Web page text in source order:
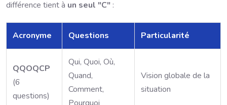
différence tient à un seul "C" :
Acronyme Questions Particularité
QQOQCP
(6
questions)
Qui, Quoi, Où,
Quand,
Comment,
Vision globale de la
situation